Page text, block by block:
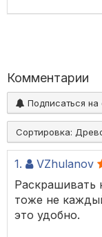
Комментарии
Подписаться на
Сортировка:
1. VZhulanov
Раскрашивать
тоже не
это удобно.